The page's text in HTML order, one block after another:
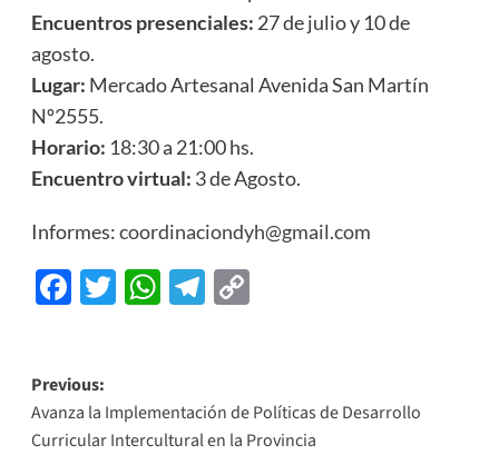
Encuentros presenciales: 27 de julio y 10 de
agosto.
Lugar: Mercado Artesanal Avenida San Martín
Nº2555.
Horario: 18:30 a 21:00 hs.
Encuentro virtual: 3 de Agosto.
Informes:coordinaciondyh@gmail.com
Facebook
Twitter
WhatsApp
Telegram
Copy
Previous:
Avanza la Implementación de Políticas de Desarrollo
Curricular Intercultural en la Provincia